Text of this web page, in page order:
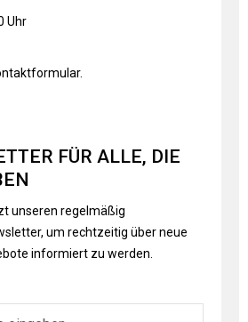
Uhr
.
FÜR ALLE, DIE
unseren regelmäßig
um rechtzeitig über neue
informiert zu werden.